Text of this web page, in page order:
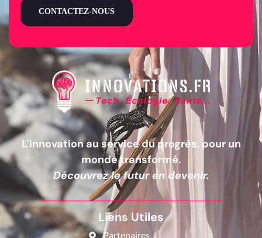
L'innovation au service du progrès, pour un
monde transformé.
Découvrez le futur en devenir.
Liens Utiles
Partenaires
CONTACTEZ-NOUS